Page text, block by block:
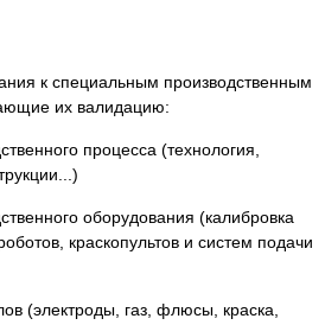
к специальным производственным
их валидацию:
процесса (технология,
оборудования (калибровка
краскопультов и систем подачи
(электроды, газ, флюсы, краска,